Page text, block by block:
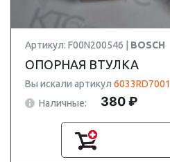
Артикул: F00N200546 | BOSCH
ОПОРНАЯ ВТУЛКА
Вы искали артикул 6033RD7001
Наличные:
380 ₽